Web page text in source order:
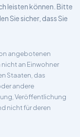
leisten können. Bitte
Sie sicher, dass Sie
angebotenen
an Einwohner
Staaten, das
andere
Veröffentlichung
nicht für deren